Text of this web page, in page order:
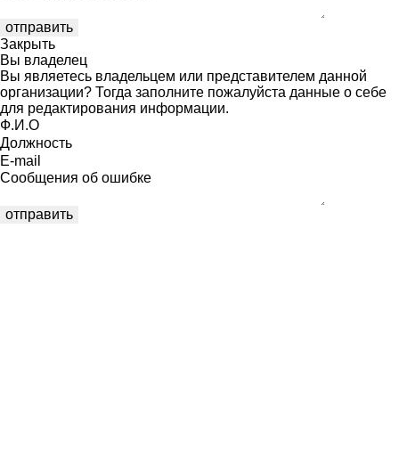
Закрыть
Вы владелец
Вы являетесь владельцем или представителем данной
организации? Тогда заполните пожалуйста данные о себе
для редактирования информации.
Ф.И.О
Должность
E-mail
Сообщения об ошибке